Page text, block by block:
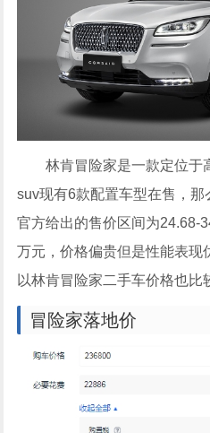
林肯冒险家是一款定位于
suv现有6款配置车型在售，那
官方给出的售价区间为24.68-
万元，价格偏贵但是性能表现
以林肯冒险家二手车价格也比
冒险家落地价